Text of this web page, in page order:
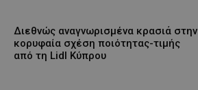
Διεθνώς αναγνωρισμένα κρασιά στην
κορυφαία σχέση ποιότητας-τιμής
από τη Lidl Κύπρου